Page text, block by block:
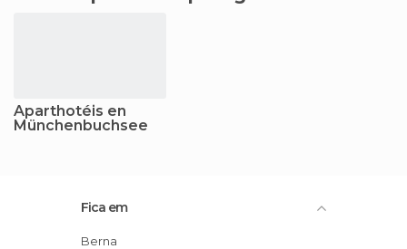
Aparthotéis en
Münchenbuchsee
Fica em
Berna